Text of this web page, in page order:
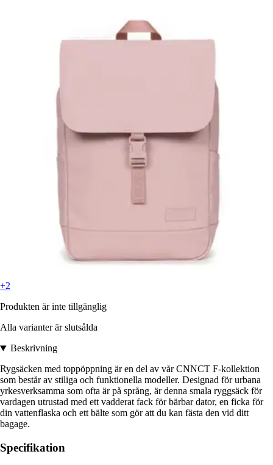
+2
Produkten är inte tillgänglig
Alla varianter är slutsålda
Beskrivning
Rygsäcken med toppöppning är en del av vår CNNCT F-kollektion
som består av stiliga och funktionella modeller. Designad för urbana
yrkesverksamma som ofta är på språng, är denna smala ryggsäck för
vardagen utrustad med ett vadderat fack för bärbar dator, en ficka för
din vattenflaska och ett bälte som gör att du kan fästa den vid ditt
bagage.
Specifikation